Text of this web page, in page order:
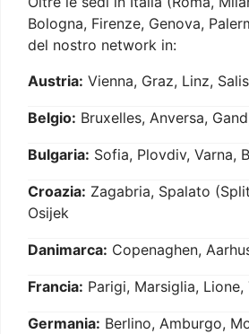
Bologna, Firenze, Genova,
del nostro network in:
Austria: Vienna, Graz, Linz,
Belgio: Bruxelles, Anversa,
Bulgaria: Sofia, Plovdiv, Varna,
Croazia: Zagabria, Spalato
Osijek
Danimarca: Copenaghen,
Francia: Parigi, Marsiglia, Lione,
Germania: Berlino, Amburgo,